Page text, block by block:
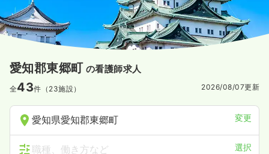
愛知郡東郷町 の看護師求人
全43件（23施設） 2026/08/07更新
愛知県愛知郡東郷町 変更
職種、働き方など 選択